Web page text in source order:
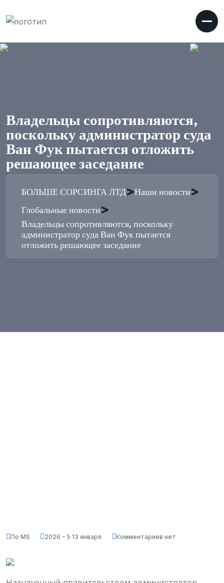
Владельцы сопротивляются,
поскольку администратор суда
Ван Фук пытается отложить
решающее заседание
БОЛЬШЕ СОРСИНГА ЛТД>Наши новости>
Глобальные новости>
Владельцы сопротивляются, поскольку
администратор суда Ван Фук пытается
отложить решающее заседание
По MS 2026 – 5 13 января Комментариев нет